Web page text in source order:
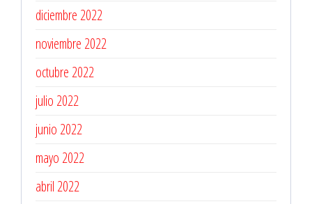
diciembre 2022
noviembre 2022
octubre 2022
julio 2022
junio 2022
mayo 2022
abril 2022